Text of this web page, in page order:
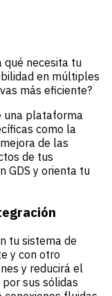
qué necesita tu
en múltiples
más eficiente?
una plataforma
como la
de las
de tus
GDS y orienta tu
tu sistema de
y con otro
y reducirá el
sus sólidas